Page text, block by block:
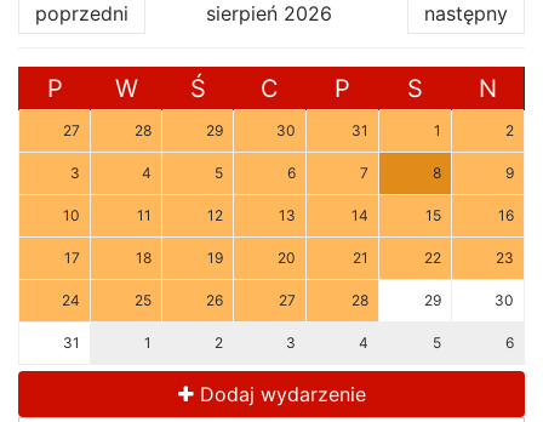
poprzedni sierpień 2026 następny
P W Ś C P S N
27 28 29 30 31 1 2
3 4 5 6 7 8 9
10 11 12 13 14 15 16
17 18 19 20 21 22 23
24 25 26 27 28 29 30
31 1 2 3 4 5 6
Dodaj wydarzenie